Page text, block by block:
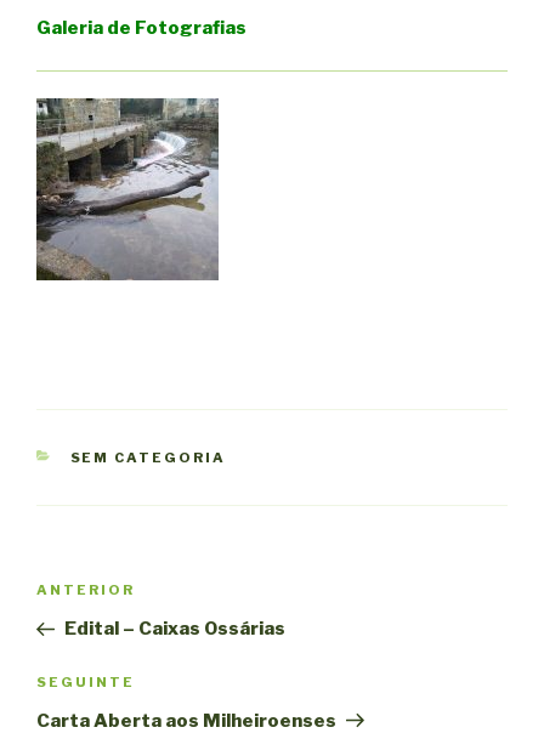
Galeria de Fotografias
CATEGORIAS
SEM CATEGORIA
artigos
Conteúdo
anterior
ANTERIOR
Edital – Caixas Ossárias
Conteúdo
seguinte
SEGUINTE
Carta Aberta aos Milheiroenses